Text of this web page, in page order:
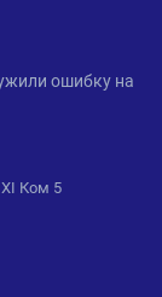
ошибку на
XI Ком 5